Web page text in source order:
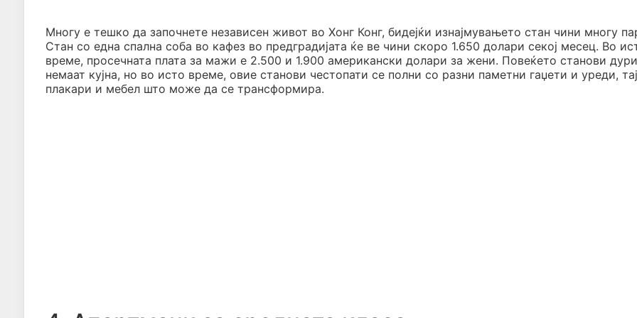
Многу е тешко да започнете независен живот во Хонг Конг, бидејќи изнајмувањето стан чини многу
Стан со една спална соба во кафез во предградијата ќе ве чини скоро 1.650 долари секој месец. Во
време, просечната плата за мажи е 2.500 и 1.900 американски долари за жени. Повеќето станови
немаат кујна, но во исто време, овие станови честопати се полни со разни паметни гаџети и уреди,
плакари и мебел што може да се трансформира.